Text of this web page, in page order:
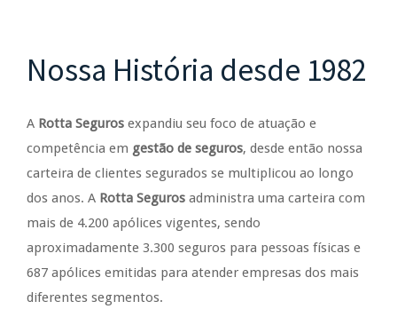
Nossa História desde 1982
A Rotta Seguros expandiu seu foco de atuação e
competência em gestão de seguros, desde então nossa
carteira de clientes segurados se multiplicou ao longo
dos anos. A Rotta Seguros administra uma carteira com
mais de 4.200 apólices vigentes, sendo
aproximadamente 3.300 seguros para pessoas físicas e
687 apólices emitidas para atender empresas dos mais
diferentes segmentos.